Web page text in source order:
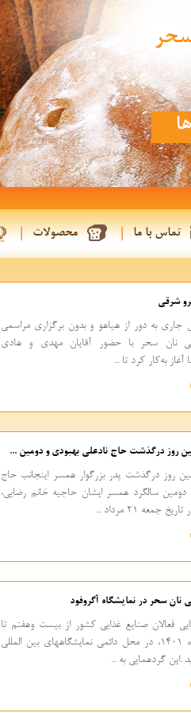
تماس با ما محصولات
شرقی
جاری به دور از هیاهو و بدون برگزاری مراسمی
نان سحر با حضور آقایان مهدی و هادی
به‌کار کرد تا ...
روز درگذشت حاج نادعلی بهبودی و دومین ...
روز درگذشت پدر بزرگوار همسر اینجانب حاج
دومین سالگرد همسر ایشان حاجیه خانم رضایی،
جمعه 21 مرداد ...
نان سحر در نمایشگاه آگروفود
فعالان صنایع غذایی کشور از بیست وهفتم تا
سی ام خرداد ماه 1401، در محل دائمی نمایشگاههای بین المللی
.این گردهمایی به ...